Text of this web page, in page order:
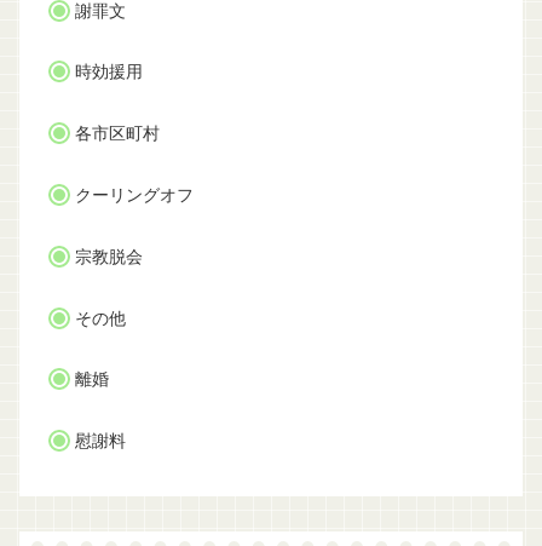
謝罪文
時効援用
各市区町村
クーリングオフ
宗教脱会
その他
離婚
慰謝料